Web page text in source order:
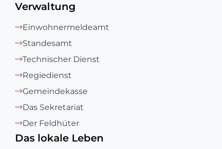
Verwaltung
Einwohnermeldeamt
Standesamt
Technischer Dienst
Regiedienst
Gemeindekasse
Das Sekretariat
Der Feldhüter
Das lokale Leben